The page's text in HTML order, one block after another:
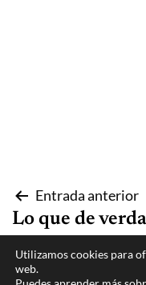
Navegación
de
entradas
Entrada anterior
Lo que de
Entrada siguiente
Utilizamos cookies para
web.